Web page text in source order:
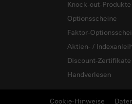
Knock-out-Produkte
Optionsscheine
Faktor-
Aktien- /
Discount-Zertifikate
Handverlesen
Cookie-Hinweise